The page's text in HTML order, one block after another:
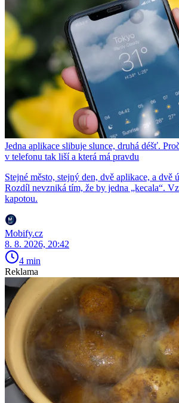
Jedna aplikace slibuje slunce, druhá déšť.
v telefonu tak liší a která má pravdu
Stejné město, stejný den, dvě aplikace, a dvě
Rozdíl nevzniká tím, že by jedna „kecala“.
kapotou.
Mobify.cz
8. 8. 2026, 20:42
4 min
Reklama